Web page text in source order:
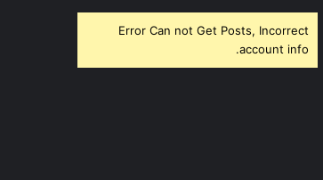
Error Can not Get Posts, Incorrect
account info.